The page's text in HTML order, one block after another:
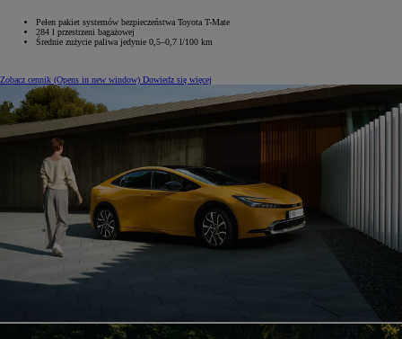
Pełen pakiet systemów bezpieczeństwa Toyota T-Mate
284 l przestrzeni bagażowej
Średnie zużycie paliwa jedynie 0,5–0,7 l/100 km
Zobacz cennik (Opens in new window) Dowiedz się więcej